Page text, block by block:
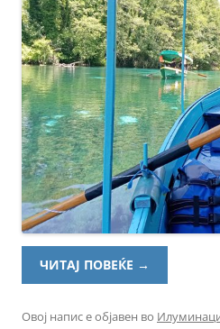
ЧИТАЈ ПОВЕЌЕ →
Овој напис е објавен во